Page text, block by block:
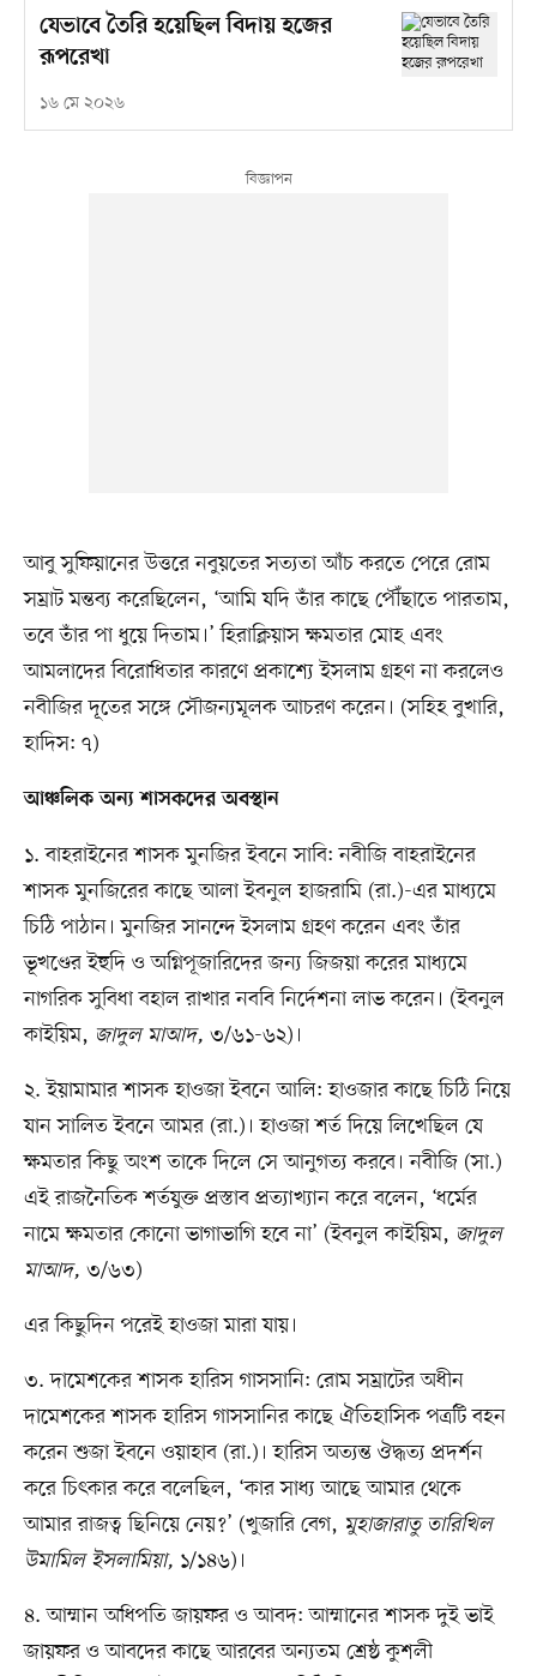
যেভাবে তৈরি হয়েছিল বিদায় হজের
রূপরেখা
১৬ মে ২০২৬
আবু সুফিয়ানের উত্তরে নবুয়তের সত্যতা আঁচ করতে পেরে রোম
সম্রাট মন্তব্য করেছিলেন, ‘আমি যদি তাঁর কাছে পৌঁছাতে পারতাম,
তবে তাঁর পা ধুয়ে দিতাম।’ হিরাক্লিয়াস ক্ষমতার মোহ এবং
আমলাদের বিরোধিতার কারণে প্রকাশ্যে ইসলাম গ্রহণ না করলেও
নবীজির দূতের সঙ্গে সৌজন্যমূলক আচরণ করেন। (সহিহ বুখারি,
হাদিস: ৭)
আঞ্চলিক অন্য শাসকদের অবস্থান
১. বাহরাইনের শাসক মুনজির ইবনে সাবি: নবীজি বাহরাইনের
শাসক মুনজিরের কাছে আলা ইবনুল হাজরামি (রা.)-এর মাধ্যমে
চিঠি পাঠান। মুনজির সানন্দে ইসলাম গ্রহণ করেন এবং তাঁর
ভূখণ্ডের ইহুদি ও অগ্নিপূজারিদের জন্য জিজয়া করের মাধ্যমে
নাগরিক সুবিধা বহাল রাখার নববি নির্দেশনা লাভ করেন। (ইবনুল
কাইয়িম, জাদুল মাআদ, ৩/৬১-৬২)।
২. ইয়ামামার শাসক হাওজা ইবনে আলি: হাওজার কাছে চিঠি নিয়ে
যান সালিত ইবনে আমর (রা.)। হাওজা শর্ত দিয়ে লিখেছিল যে
ক্ষমতার কিছু অংশ তাকে দিলে সে আনুগত্য করবে। নবীজি (সা.)
এই রাজনৈতিক শর্তযুক্ত প্রস্তাব প্রত্যাখ্যান করে বলেন, ‘ধর্মের
নামে ক্ষমতার কোনো ভাগাভাগি হবে না’ (ইবনুল কাইয়িম, জাদুল
মাআদ, ৩/৬৩)
এর কিছুদিন পরেই হাওজা মারা যায়।
৩. দামেশকের শাসক হারিস গাসসানি: রোম সম্রাটের অধীন
দামেশকের শাসক হারিস গাসসানির কাছে ঐতিহাসিক পত্রটি বহন
করেন শুজা ইবনে ওয়াহাব (রা.)। হারিস অত্যন্ত ঔদ্ধত্য প্রদর্শন
করে চিৎকার করে বলেছিল, ‘কার সাধ্য আছে আমার থেকে
আমার রাজত্ব ছিনিয়ে নেয়?’ (খুজারি বেগ, মুহাজারাতু তারিখিল
উমামিল ইসলামিয়া, ১/১৪৬)।
৪. আম্মান অধিপতি জায়ফর ও আবদ: আম্মানের শাসক দুই ভাই
জায়ফর ও আবদের কাছে আরবের অন্যতম শ্রেষ্ঠ কুশলী